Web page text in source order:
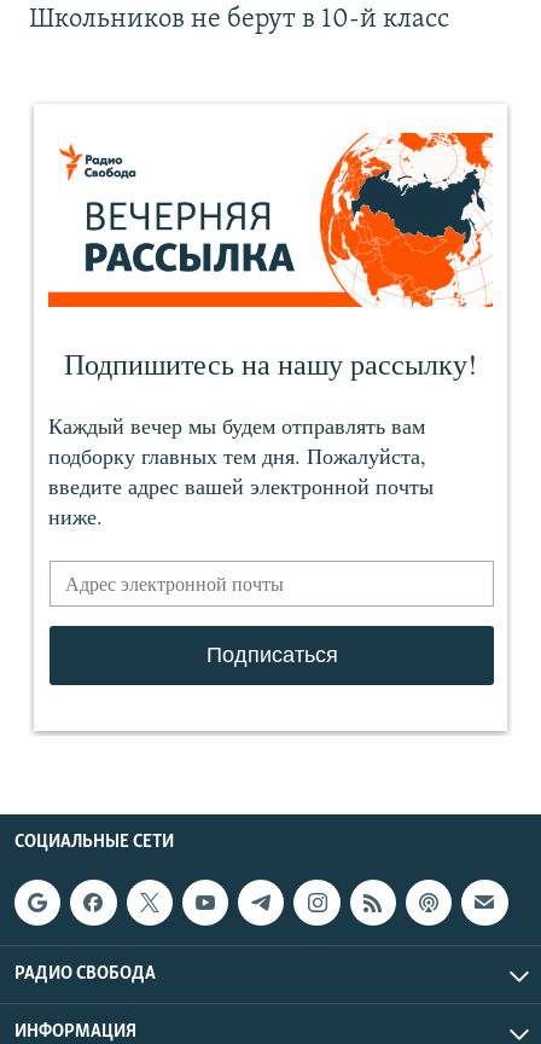
Школьников не берут в 10-й класс
СОЦИАЛЬНЫЕ СЕТИ
РАДИО СВОБОДА
ИНФОРМАЦИЯ